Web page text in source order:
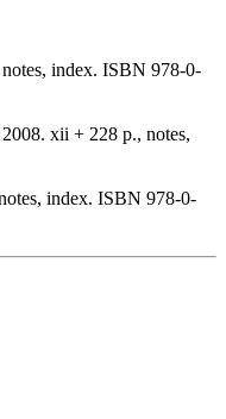
index. ISBN 978-0-
xii + 228 p., notes,
index. ISBN 978-0-